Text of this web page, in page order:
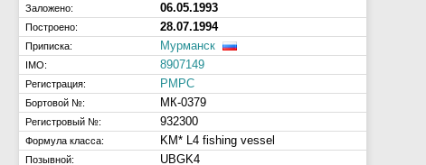
Заложено: 06.05.1993
Построено: 28.07.1994
Приписка: Мурманск
IMO: 8907149
Регистрация: РМРС
Бортовой №: МК-0379
Регистровый №: 932300
Формула класса: KM* L4 fishing vessel
Позывной: UBGK4